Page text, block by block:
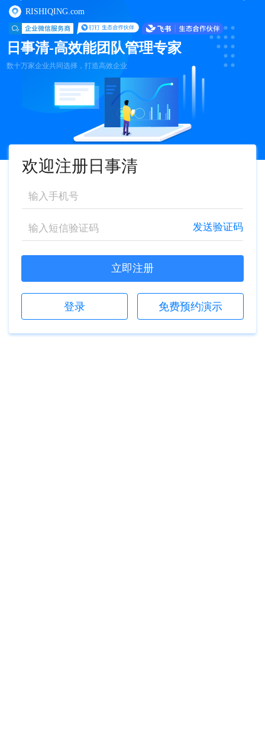
RISHIQING.com
日事清-高效能团队管理专家
数十万家企业共同选择，打造高效企业
欢迎注册日事清
发送验证码
立即注册
登录 免费预约演示